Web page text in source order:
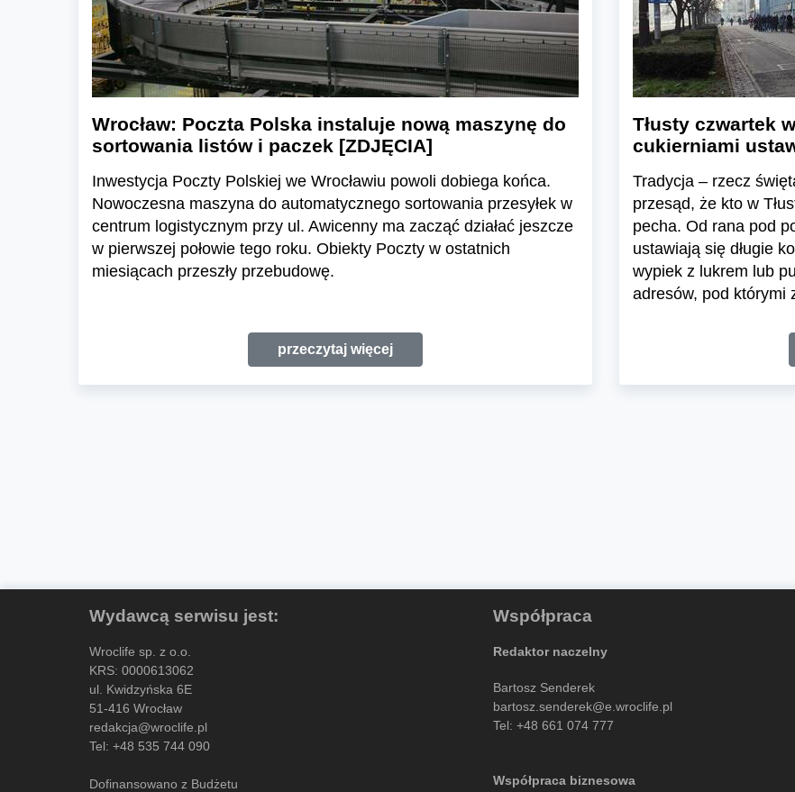
Wrocław: Poczta Polska instaluje nową maszynę do
sortowania listów i paczek [ZDJĘCIA]
Inwestycja Poczty Polskiej we Wrocławiu powoli dobiega końca.
Nowoczesna maszyna do automatycznego sortowania przesyłek w
centrum logistycznym przy ul. Awicenny ma zacząć działać jeszcze
w pierwszej połowie tego roku. Obiekty Poczty w ostatnich
miesiącach przeszły przebudowę.
przeczytaj więcej
Tłusty czwartek
cukierniami
Tradycja – rzecz
przesąd, że kto w
pecha. Od rana pod
ustawiają się długie
wypiek z lukrem lub
adresów, pod którymi
Wydawcą serwisu jest:
Wroclife sp. z o.o.
KRS: 0000613062
ul. Kwidzyńska 6E
51-416 Wrocław
redakcja@wroclife.pl
Tel: +48 535 744 090
Dofinansowano z Budżetu
Współpraca
Redaktor naczelny
Bartosz Senderek
bartosz.senderek@e.wroclife.pl
Tel: +48 661 074 777
Współpraca biznesowa